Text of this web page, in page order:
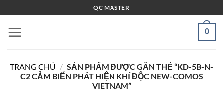
qua
nội
QC MASTER
0
TRANG CHỦ / SẢN PHẨM ĐƯỢC GẮN THẺ “KD-5B-N-
C2 CẢM BIẾN PHÁT HIỆN KHÍ ĐỘC NEW-COMOS
VIETNAM”